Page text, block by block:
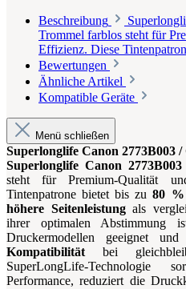
Beschreibung
Trommel farblos steht für
Effizienz. Diese
Bewertungen
Ähnliche Artikel
Kompatible Geräte
Menü schließen
Superlonglife Canon 2773B003
Superlonglife Canon
steht für Premium-Qualität
Tintenpatrone bietet bis zu80 %
höhere Seitenleistungals
ihrer optimalen
Druckermodellen geeignet
Kompatibilitätbei
SuperLongLife-
Performance, reduziert die